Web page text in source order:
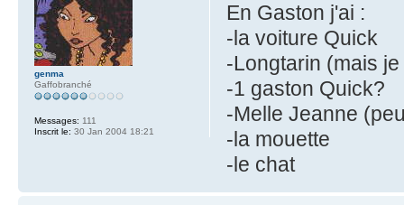
En Gaston j'ai :
-la voiture Quick
-Longtarin (mais
-1 gaston Quick?
-Melle Jeanne
-la mouette
-le chat
genma
Gaffobranché
Messages: 111
Inscrit le: 30 Jan 2004 18:21